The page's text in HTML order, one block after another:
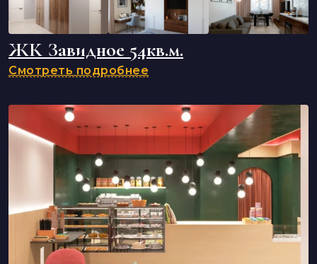
ЖК Завидное 54кв.м.
Смотреть подробнее